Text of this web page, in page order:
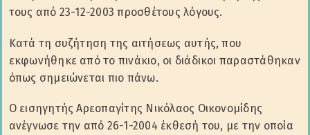
τους από 23-12-2003 προσθέτους λόγους.
Κατά τη συζήτηση της αιτήσεως αυτής, που
εκφωνήθηκε από το πινάκιο, οι διάδικοι παραστάθηκαν
όπως σημειώνεται πιο πάνω.
Ο εισηγητής Αρεοπαγίτης Νικόλαος Οικονομίδης
ανέγνωσε την από 26-1-2004 έκθεσή του, με την οποία